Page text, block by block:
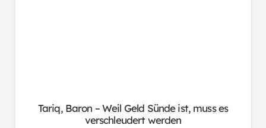
Tariq, Baron – Weil Geld Sünde ist, muss es
verschleudert werden